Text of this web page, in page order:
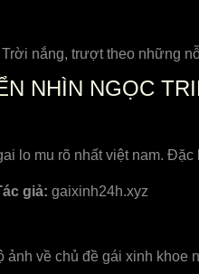
nắng, trượt theo những
NHÌN NGỌC
lo mu rõ nhất việt nam.
giả: gaixinh24h.xyz
về chủ đề gái xinh khoe